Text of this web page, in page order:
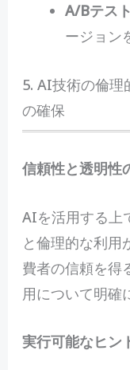
A/Bテスト
ージョン
5. AI技術の倫理
の確保
信頼性と透明性
AIを活用する上
と倫理的な利用
費者の信頼を得
用について明確
実行可能なヒン